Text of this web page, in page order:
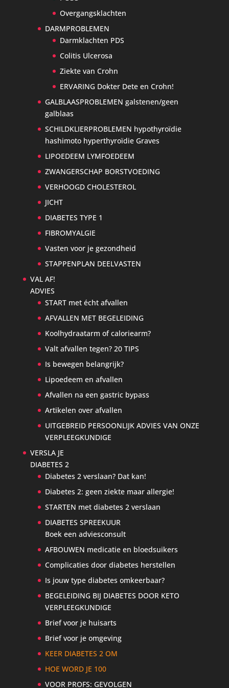
Overgangsklachten
DARMPROBLEMEN
Darmklachten PDS
Colitis Ulcerosa
Ziekte van Crohn
ERVARING Dokter Dete en Crohn!
GALBLAASPROBLEMEN galstenen/geen
galblaas
SCHILDKLIERPROBLEMEN hypothyroïdie
hashimoto hyperthyroïdie Graves
LIPOEDEEM LYMFOEDEEM
ZWANGERSCHAP BORSTVOEDING
VERHOOGD CHOLESTEROL
JICHT
DIABETES TYPE 1
FIBROMYALGIE
Vasten voor je gezondheid
STAPPENPLAN DEELVASTEN
VAL AF!
ADVIES
START met écht afvallen
AFVALLEN MET BEGELEIDING
Koolhydraatarm of caloriearm?
Valt afvallen tegen? 20 TIPS
Is bewegen belangrijk?
Lipoedeem en afvallen
Afvallen na een gastric bypass
Artikelen over afvallen
UITGEBREID PERSOONLIJK ADVIES VAN ONZE
VERPLEEGKUNDIGE
VERSLA JE
DIABETES 2
Diabetes 2 verslaan? Dat kan!
Diabetes 2: geen ziekte maar allergie!
STARTEN met diabetes 2 verslaan
DIABETES SPREEKUUR
Boek een adviesconsult
AFBOUWEN medicatie en bloedsuikers
Complicaties door diabetes herstellen
Is jouw type diabetes omkeerbaar?
BEGELEIDING BIJ DIABETES DOOR KETO
VERPLEEGKUNDIGE
Brief voor je huisarts
Brief voor je omgeving
KEER DIABETES 2 OM
HOE WORD JE 100
VOOR PROFS: GEVOLGEN